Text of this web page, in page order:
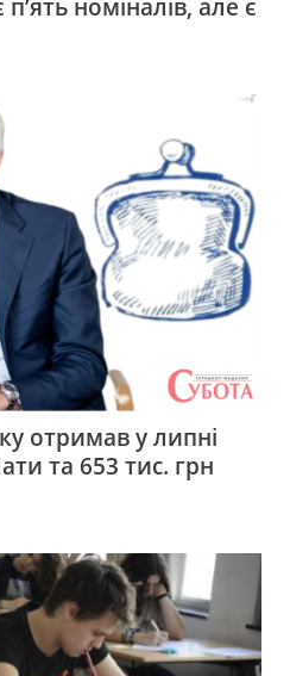
отримав у липні
та 653 тис. грн